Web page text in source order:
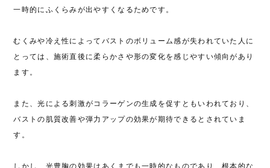
一時的にふくらみが出やすくなるためです。
むくみや冷え性によってバストのボリューム感が失われていた人に
とっては、施術直後に柔らかさや形の変化を感じやすい傾向があり
ます。
また、光による刺激がコラーゲンの生成を促すともいわれており、
バストの肌質改善や弾力アップの効果が期待できるとされていま
す。
しかし、光豊胸の効果はあくまでも一時的なものであり、根本的な